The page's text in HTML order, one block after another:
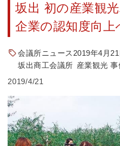
坂出 初の産業観
企業の認知度向上
会議所ニュース2019年4月
坂出商工会議所 産業観光 事
2019/4/21